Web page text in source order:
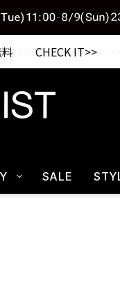
料 CHECK IT>>
SALE